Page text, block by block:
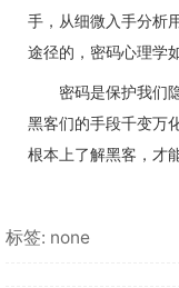
手，从细微入手分析
途径的，密码心理学
密码是保护我们
黑客们的手段千变万
根本上了解黑客，才
标签: none